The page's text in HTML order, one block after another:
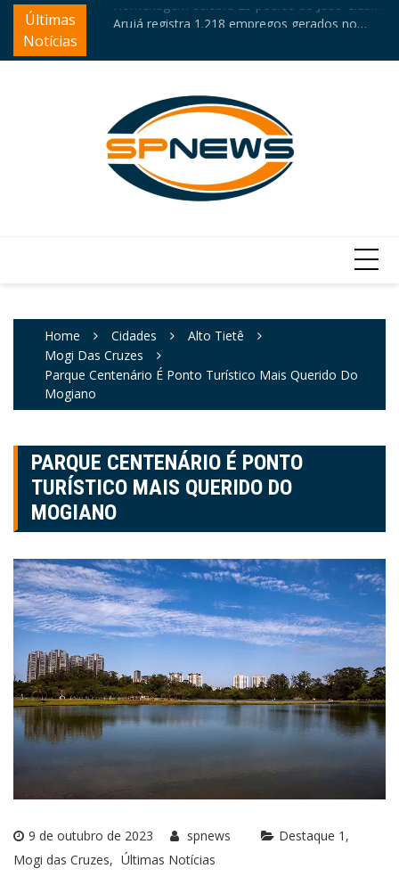
Skip
content
Últimas
Notícias
do Judô Clube
Arujá registra 1.218 empregos gerados no
Home Cidades
Alto Tietê
Mogi Das Cruzes
Parque Centenário É Ponto Turístico Mais Querido Do
Mogiano
PARQUE CENTENÁRIO É PONTO
TURÍSTICO MAIS QUERIDO DO
MOGIANO
9 de outubro de 2023 spnews
Destaque 1
Mogi das Cruzes
Últimas Notícias